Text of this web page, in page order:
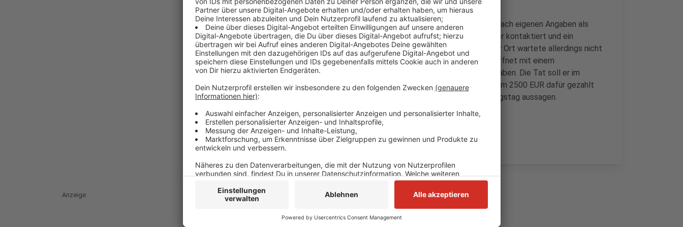
Die 24-Jährige, die aus Grevenbroich stammt, diente bei der Tat nach eigenen Angaben als
Lockvogel. Sie hatte das spätere Opfer per Instagram-Messenger kontaktiert und ein
gemeinsames Treffen nachts in Wickrath in Aussicht gestellt. Vor Ort wartete allerdings nicht
die junge Frau, sondern ihr Freund, ein Kickboxer, vermutlich bewaffnet mit einem
Baseballschläger. Er soll den Neusser lebensgefährlich verletzt haben. Die Tat soll er im
Auftrag der Ex-Freundin des Neussers begangen haben. Sie soll ihm 2500 EUR dafür gezahlt
haben. Der mutmaßliche Haupttäter soll am nächsten Verhandlungstag aussagen.
Anzeige
Anzeige